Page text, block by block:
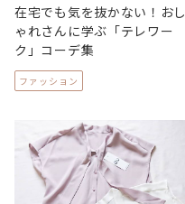
在宅でも気を抜かない！おし
ゃれさんに学ぶ「テレワー
ク」コーデ集
ファッション